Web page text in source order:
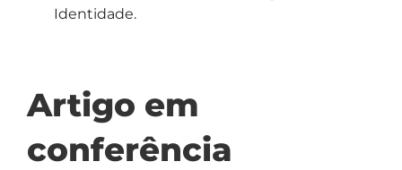
Identidade.
Artigo em
conferência